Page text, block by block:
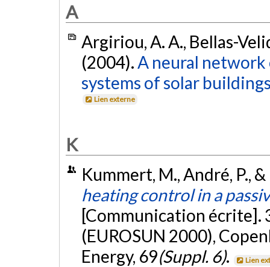
A
Argiriou, A. A., Bellas-
(2004).A neural
systems of solar
Lien externe
K
Kummert, M., André, P.,
heating control in a
[Communication écrite].
(EUROSUN 2000),
Energy, 69(Suppl. 6). Lien